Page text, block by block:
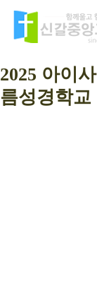
2025 아이
름성경학교